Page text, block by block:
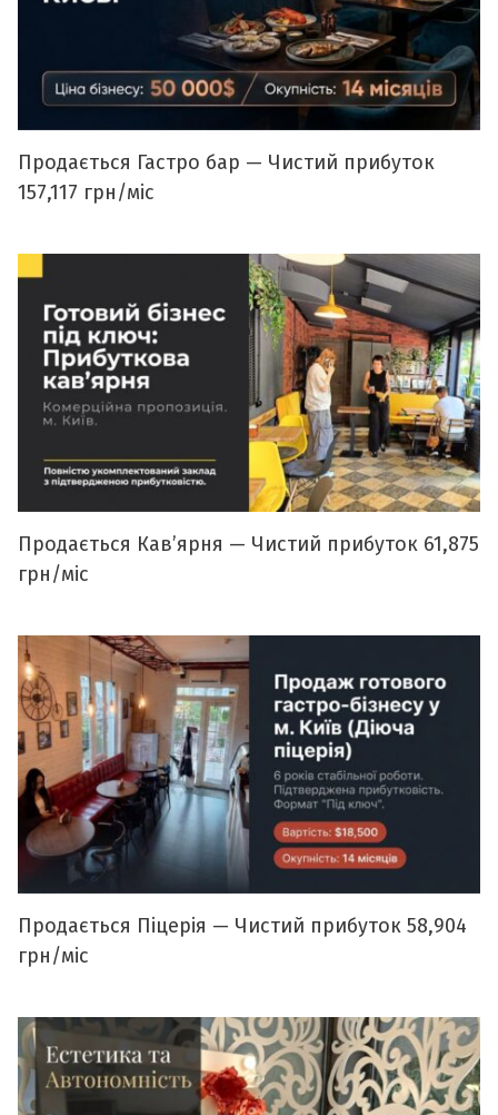
Продається Гастро бар — Чистий прибуток
157,117 грн/міс
Продається Кавʼярня — Чистий прибуток 61,875
грн/міс
Продається Піцерія — Чистий прибуток 58,904
грн/міс